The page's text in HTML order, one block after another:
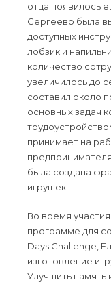
отца появилось
Сергеево была
доступных
лобзик и
количество
увеличилось до
составил около
основных задач
принимает на
была создана
игрушек.
Во время
программе для
Days Challenge,
изготовление
Улучшить память